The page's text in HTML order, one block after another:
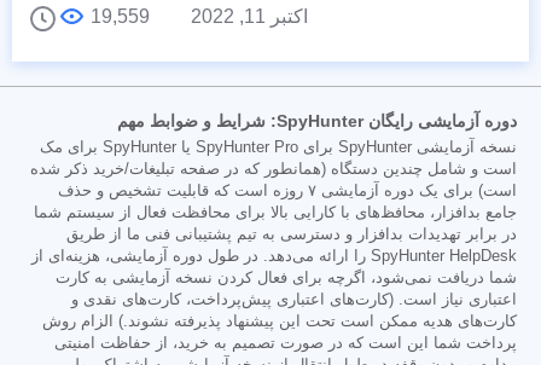
اکتبر 11, 2022
19,559
دوره آزمایشی رایگان SpyHunter: شرایط و ضوابط مهم
نسخه آزمایشی SpyHunter برای SpyHunter Pro یا SpyHunter برای مک
است و شامل چندین دستگاه (همانطور که در صفحه تبلیغات/خرید ذکر شده
است) برای یک دوره آزمایشی ۷ روزه است که قابلیت تشخیص و حذف
جامع بدافزار، محافظ‌های با کارایی بالا برای محافظت فعال از سیستم شما
در برابر تهدیدات بدافزار و دسترسی به تیم پشتیبانی فنی ما از طریق
SpyHunter HelpDesk را ارائه می‌دهد. در طول دوره آزمایشی، هزینه‌ای از
شما دریافت نمی‌شود، اگرچه برای فعال کردن نسخه آزمایشی به کارت
اعتباری نیاز است. (کارت‌های اعتباری پیش‌پرداخت، کارت‌های نقدی و
کارت‌های هدیه ممکن است تحت این پیشنهاد پذیرفته نشوند.) الزام روش
پرداخت شما این است که در صورت تصمیم به خرید، از حفاظت امنیتی